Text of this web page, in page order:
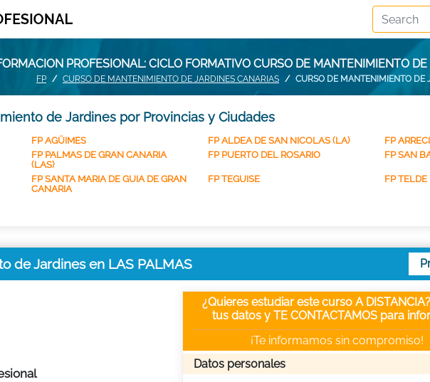
PROFESIONAL: CICLO FORMATIVO CURSO DE MANTENIMIENTO
FP CURSO DE MANTENIMIENTO DE JARDINES CANARIAS CURSO DE MANTENIMIENTO DE
de Jardines por Provincias y Ciudades
FP AGÜIMES FP ALDEA DE SAN NICOLAS (LA) FP
FP PALMAS DE GRAN CANARIA
(LAS)
FP PUERTO DEL ROSARIO FP SAN
FP SANTA MARIA DE GUIA DE GRAN
CANARIA
FP TEGUISE FP TELDE
de Jardines en LAS PALMAS
¿Quieres estudiar este curso A
tus datos y TE CONTACTAMOS para
¡Te informamos sin compromiso!
Datos personales